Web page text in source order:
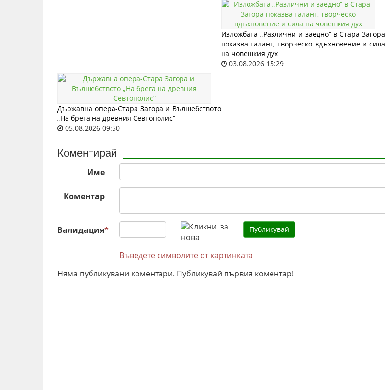
Изложбата „Различни и заедно“ в Стара Загора
показва талант, творческо вдъхновение и сила
на човешкия дух
03.08.2026 15:29
Държавна опера-Стара Загора и Вълшебството
„На брега на древния Севтополис“
05.08.2026 09:50
Коментирай
Име
Коментар
Валидация*
Въведете символите от картинката
Няма публикувани коментари. Публикувай първия коментар!